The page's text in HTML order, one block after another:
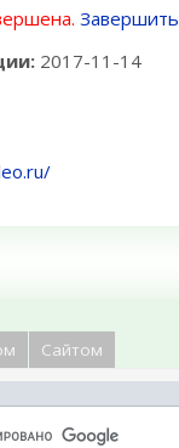
Завершить
2017-11-14
Сайтом